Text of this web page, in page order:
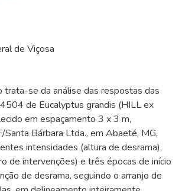
de Viçosa
se da análise das respostas das
de Eucalyptus grandis (HILL ex
em espaçamento 3 x 3 m,
Bárbara Ltda., em Abaeté, MG,
intensidades (altura de desrama),
de intervenções) e três épocas de início
de desrama, seguindo o arranjo de